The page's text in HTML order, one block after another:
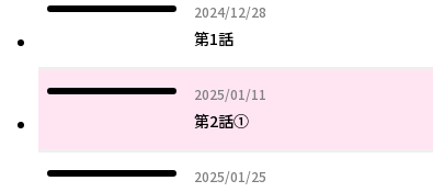
2024/12/28
2024年12月28日
第1話
2025/01/11
2025年01月11日
第2話①
2025/01/25
2025年01月25日